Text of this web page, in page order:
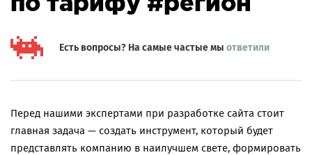
Есть вопросы? На самые частые мы ответили
Перед нашими экспертами при разработке сайта стоит
главная задача — создать инструмент, который будет
представлять компанию в наилучшем свете, формировать